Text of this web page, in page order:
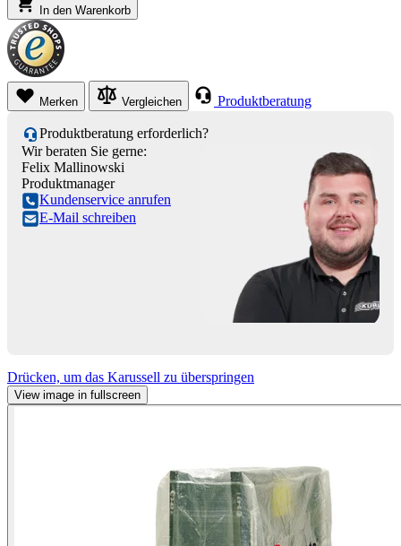
In den Warenkorb
Merken Vergleichen Produktberatung
Produktberatung erforderlich?
Wir beraten Sie gerne:
Felix Mallinowski
Produktmanager
Kundenservice anrufen
E-Mail schreiben
Drücken, um das Karussell zu überspringen
View image in fullscreen